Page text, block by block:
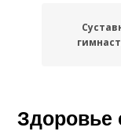
Здоровье